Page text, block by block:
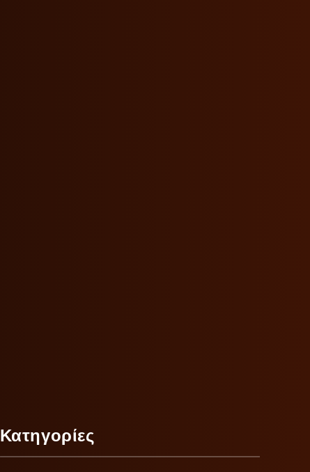
Κατηγορίες